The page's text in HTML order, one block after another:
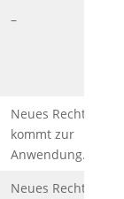
–
Neues Recht
kommt zur
Anwendung.
Neues Recht